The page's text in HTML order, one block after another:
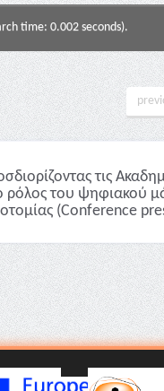
time: 0.002 seconds).
τις
ρόλος του ψηφιακού
(Conference